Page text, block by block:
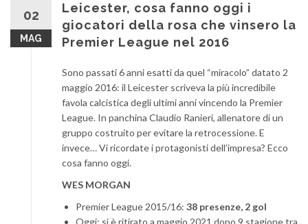
02
MAG
Leicester, cosa fanno oggi i
giocatori della rosa che vinsero la
Premier League nel 2016
Sono passati 6 anni esatti da quel “miracolo” datato 2
maggio 2016: il Leicester scriveva la più incredibile
favola calcistica degli ultimi anni vincendo la Premier
League. In panchina Claudio Ranieri, allenatore di un
gruppo costruito per evitare la retrocessione. E
invece… Vi ricordate i protagonisti dell’impresa? Ecco
cosa fanno oggi.
WES MORGAN
Premier League 2015/16: 38 presenze, 2 gol
Oggi: si è ritirato a maggio 2021 dopo 9 stagione tra